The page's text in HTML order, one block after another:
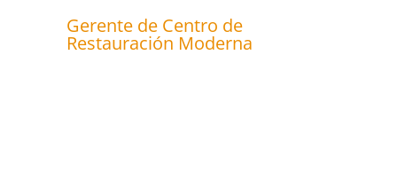
Gerente de Centro de
Restauración Moderna